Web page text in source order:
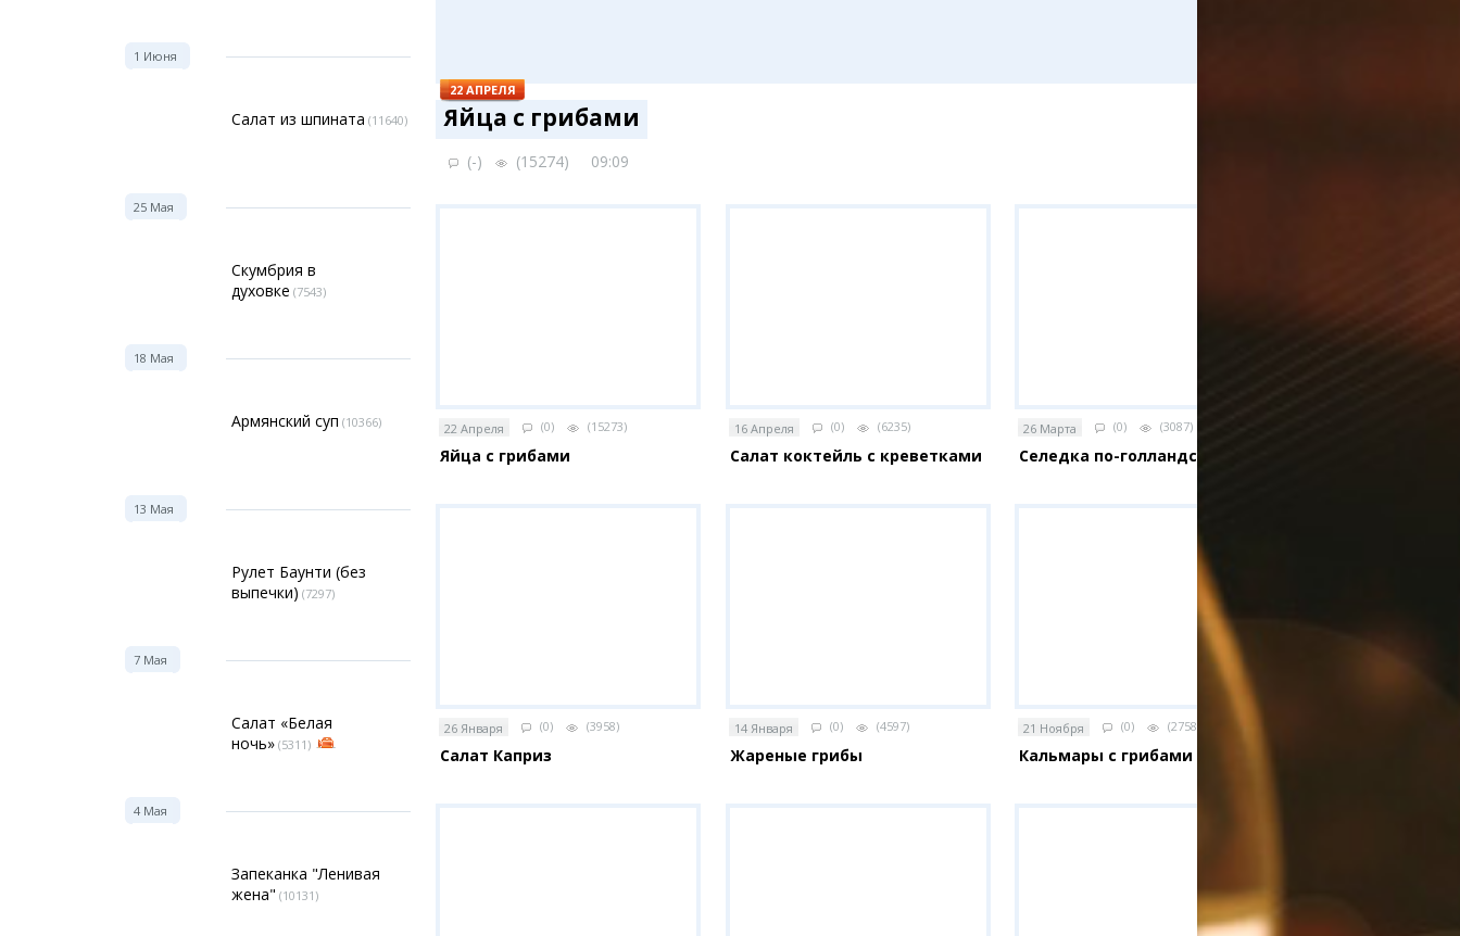
1 Июня
Салат из шпината (11640)
25 Мая
Скумбрия в
духовке (7543)
18 Мая
Армянский суп (10366)
13 Мая
Рулет Баунти (без
выпечки) (7297)
7 Мая
Салат «Белая
ночь» (5311)
4 Мая
Запеканка "Ленивая
жена" (10131)
22 АПРЕЛЯ
Яйца с грибами
(-) (15274) 09:09
22 Апреля (0) (15273)
Яйца с грибами
16 Апреля (0) (6235)
Салат коктейль с креветками
26 Марта (0) (3087)
Селедка по-голландски
26 Января (0) (3958)
Салат Каприз
14 Января (0) (4597)
Жареные грибы
21 Ноября (0) (2758)
Кальмары с грибами